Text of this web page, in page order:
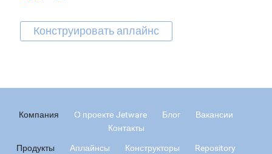
Компания О проекте Jetware Блог
Вакансии
Контакты
Продукты Аплайнсы Конструкторы
Repository